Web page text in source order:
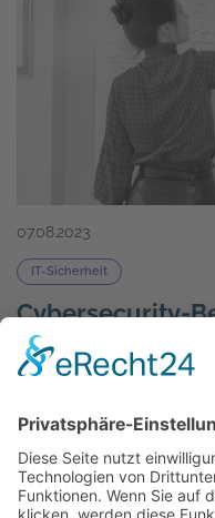
07.08.2023
IT-Sicherheit
Cybersecurity-
Sie Ihre
Infrastruktur
Erfahren Sie, wie Sie
Cybersecurity-
Informieren Sie sich